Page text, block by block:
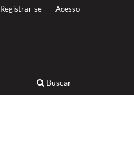
Buscar
Registrar-se Acesso